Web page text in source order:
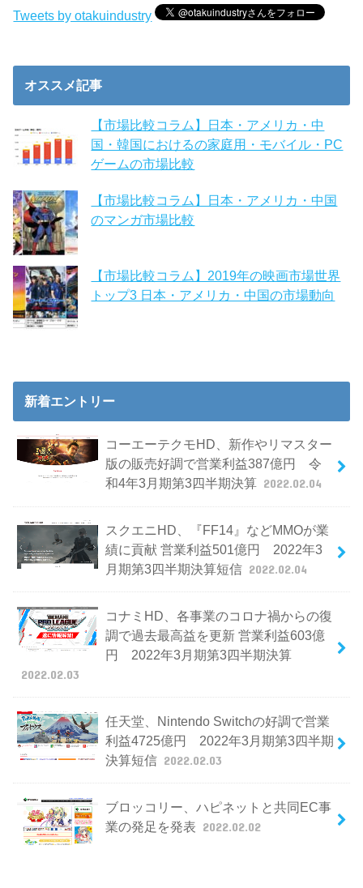
Tweets by otakuindustry
オススメ記事
【市場比較コラム】日本・アメリカ・中
国・韓国におけるの家庭用・モバイル・PC
ゲームの市場比較
【市場比較コラム】日本・アメリカ・中国
のマンガ市場比較
【市場比較コラム】2019年の映画市場世界
トップ3 日本・アメリカ・中国の市場動向
新着エントリー
コーエーテクモHD、新作やリマスター
版の販売好調で営業利益387億円 令
和4年3月期第3四半期決算 2022.02.04
スクエニHD、『FF14』などMMOが業
績に貢献 営業利益501億円 2022年3
月期第3四半期決算短信 2022.02.04
コナミHD、各事業のコロナ禍からの復
調で過去最高益を更新 営業利益603億
円 2022年3月期第3四半期決算
2022.02.03
任天堂、Nintendo Switchの好調で営業
利益4725億円 2022年3月期第3四半期
決算短信 2022.02.03
ブロッコリー、ハピネットと共同EC事
業の発足を発表 2022.02.02